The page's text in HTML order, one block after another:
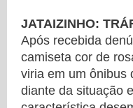
JATAIZINHO:
Após recebida
camiseta cor de
viria em um ônibus
diante da situação